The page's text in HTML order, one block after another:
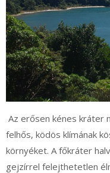
Az erősen kénes kráter
felhős, ködös klímának
környéket. A főkráter
gejzírrel felejthetetlen